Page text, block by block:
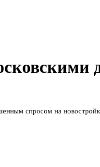
спросом на